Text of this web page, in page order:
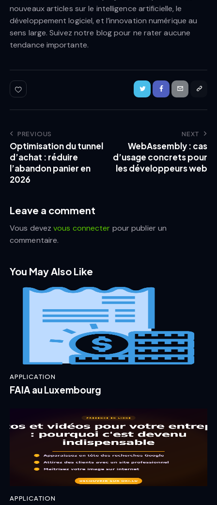
nouveaux articles sur le intelligence artificielle, le
développement logiciel, et l’innovation numérique au
sens large. Suivez notre blog pour ne rater aucune
tendance importante.
PREVIOUS
Optimisation du tunnel
d’achat : réduire
l’abandon panier en
2026
NEXT
WebAssembly : cas
d’usage concrets pour
les développeurs web
Leave a comment
Vous devezvous connecter pour publier un
commentaire.
You May Also Like
APPLICATION
FAIA au Luxembourg
APPLICATION